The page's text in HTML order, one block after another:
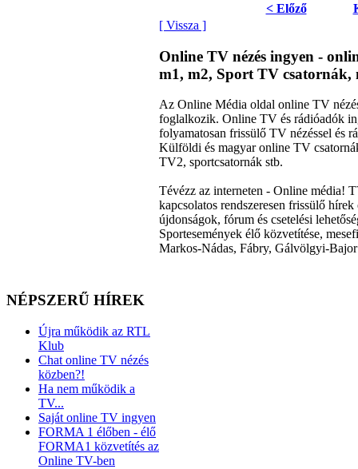
NÉPSZERŰ HÍREK
Újra működik az RTL
Klub
Chat online TV nézés
közben?!
Ha nem működik a
TV...
Saját online TV ingyen
FORMA 1 élőben - élő
FORMA1 közvetítés az
Online TV-ben
< Előző
[ Vissza ]
Online TV nézés ingyen -
m1, m2, Sport TV
Az Online Média oldal online TV
foglalkozik. Online TV és rádióadók
folyamatosan frissülő TV nézéssel és
Külföldi és magyar online TV
TV2, sportcsatornák stb.
Tévézz az interneten - Online média!
kapcsolatos rendszeresen frissülő
újdonságok, fórum és csetelési
Sportesemények élő közvetítése,
Markos-Nádas, Fábry, Gálvölgyi-